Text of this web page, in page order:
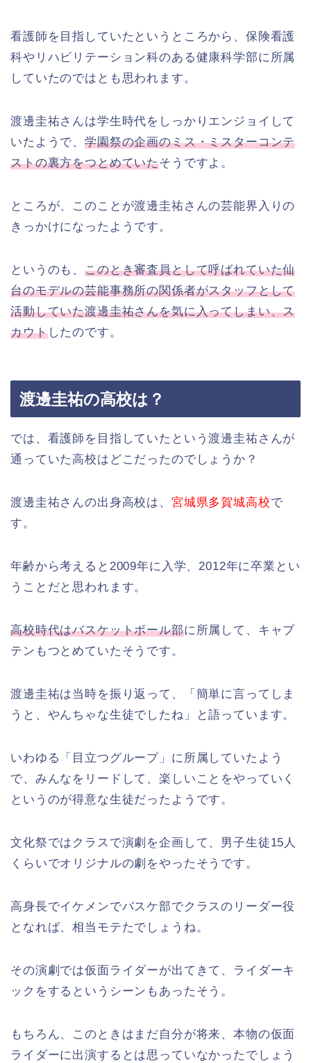
看護師を目指していたというところから、保険看護
科やリハビリテーション科のある健康科学部に所属
していたのではとも思われます。
渡邊圭祐さんは学生時代をしっかりエンジョイして
いたようで、学園祭の企画のミス・ミスターコンテ
ストの裏方をつとめていたそうですよ。
ところが、このことが渡邊圭祐さんの芸能界入りの
きっかけになったようです。
というのも、このとき審査員として呼ばれていた仙
台のモデルの芸能事務所の関係者がスタッフとして
活動していた渡邊圭祐さんを気に入ってしまい、ス
カウトしたのです。
渡邊圭祐の高校は？
では、看護師を目指していたという渡邊圭祐さんが
通っていた高校はどこだったのでしょうか？
渡邊圭祐さんの出身高校は、 宮城県多賀城高校で
す。
年齢から考えると2009年に入学、2012年に卒業とい
うことだと思われます。
高校時代はバスケットボール部に所属して、キャプ
テンもつとめていたそうです。
渡邊圭祐は当時を振り返って、「簡単に言ってしま
うと、やんちゃな生徒でしたね」と語っています。
いわゆる「目立つグループ」に所属していたよう
で、みんなをリードして、楽しいことをやっていく
というのが得意な生徒だったようです。
文化祭ではクラスで演劇を企画して、男子生徒15人
くらいでオリジナルの劇をやったそうです。
高身長でイケメンでバスケ部でクラスのリーダー役
となれば、相当モテたでしょうね。
その演劇では仮面ライダーが出てきて、ライダーキ
ックをするというシーンもあったそう。
もちろん、このときはまだ自分が将来、本物の仮面
ライダーに出演するとは思っていなかったでしょう